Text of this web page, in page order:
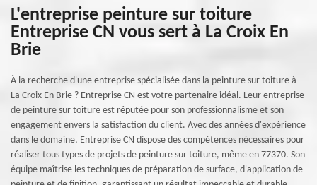
L'entreprise peinture sur toiture
Entreprise CN vous sert à La Croix En
Brie
À la recherche d'une entreprise spécialisée dans la peinture sur toiture à
La Croix En Brie ? Entreprise CN est votre partenaire idéal. Leur entreprise
de peinture sur toiture est réputée pour son professionnalisme et son
engagement envers la satisfaction du client. Avec des années d'expérience
dans le domaine, Entreprise CN dispose des compétences nécessaires pour
réaliser tous types de projets de peinture sur toiture, même en 77370. Son
équipe maîtrise les techniques de préparation de surface, d'application de